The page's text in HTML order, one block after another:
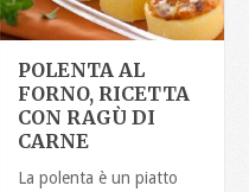
POLENTA AL
FORNO, RICETTA
CON RAGÙ DI
CARNE
La polenta è un piatto